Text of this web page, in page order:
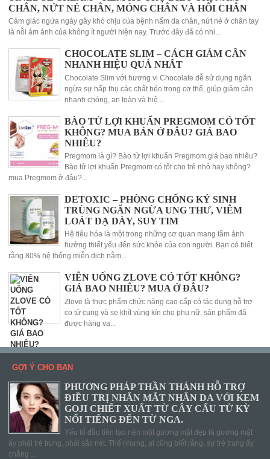
CHÂN, NỨT NẺ CHÂN, MÓNG CHÂN VÀ HÔI CHÂN
Cảm giác ngứa ngáy gây khó chịu của bệnh nấm da chân, nứt nẻ ở chân tay
là nỗi ám ảnh của không ít người hiện nay. Trước đây đã có nhi...
CHOCOLATE SLIM – CÁCH GIẢM CÂN
NHANH HIỆU QUẢ NHẤT
Chocolate Slim với hương vị Chocolate dễ sử dụng ngăn
ngừa sự hấp thụ các chất béo trong cơ thể, giúp giảm cân
nhanh chóng, an toàn và hiệ...
BÀO TỬ LỢI KHUẨN PREGMOM CÓ TỐT
KHÔNG? MUA BÁN Ở ĐÂU? GIÁ BAO
NHIÊU?
Pregmom là gì? Bào tử lợi khuẩn Pregmom giá bao nhiêu?
Bào tử lợi khuẩn Pregmom có tốt cho trẻ nhỏ hay không?
mua Pregmom ở đâu?...
DETOXIC – PHÒNG CHỐNG KÝ SINH
TRÙNG NGĂN NGỪA UNG THƯ, VIÊM
LOÁT DẠ DÀY, SUY TIM
Hệ tiêu hóa là một trong những cơ quan mang tầm ảnh
hưởng thiết yếu đến sức khỏe của con người. Bạn có biết
rằng 80% hệ thống miễn dịch nằm...
VIÊN UỐNG ZLOVE CÓ TỐT KHÔNG?
GIÁ BAO NHIÊU? MUA Ở ĐÂU?
Zlove là thực phẩm chức năng cao cấp có tác dụng hỗ trợ
co tử cung và se khít vùng kín cho phụ nữ, sản phẩm đã
được hàng vạ...
GỢI Ý CHO BẠN
PHƯƠNG PHÁP THẦN THÁNH HỖ TRỢ
ĐIỀU TRỊ NHĂN MẮT NHĂN DA VỚI KEM
GOJI CHIẾT XUẤT TỪ CÂY CẨU TỬ KỲ
NỔI TIẾNG ĐẾN TỪ NGA.
Yếu tố đầu tiên tạo nên một gương mặt đẹp là gương mặt
ấy phải trẻ trung, phải sắc nét. Thế nhưng, ai cũng biết rằng, sự trẻ trung ấy
chẳng ...